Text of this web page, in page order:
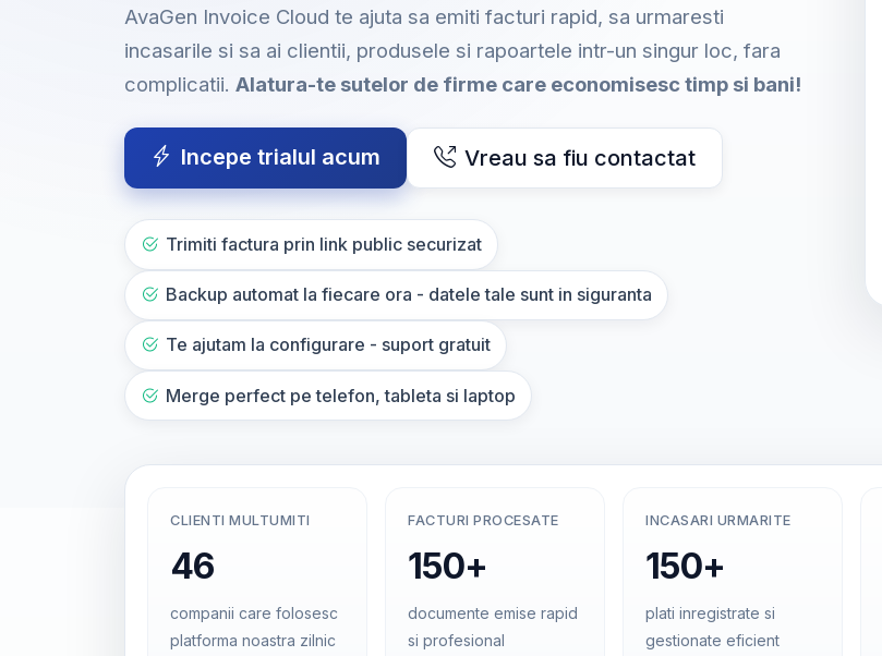
AvaGen Invoice Cloud te ajuta sa emiti facturi rapid, sa urmaresti
incasarile si sa ai clientii, produsele si rapoartele intr-un singur loc, fara
complicatii. Alatura-te sutelor de firme care economisesc timp si bani!
Incepe trialul acum Vreau sa fiu contactat
Trimiti factura prin link public securizat
Backup automat la fiecare ora - datele tale sunt in siguranta
Te ajutam la configurare - suport gratuit
Merge perfect pe telefon, tableta si laptop
CLIENTI MULTUMITI
46
companii care folosesc
platforma noastra zilnic
FACTURI PROCESATE
150+
documente emise rapid
si profesional
INCASARI URMARITE
150+
plati inregistrate si
gestionate eficient